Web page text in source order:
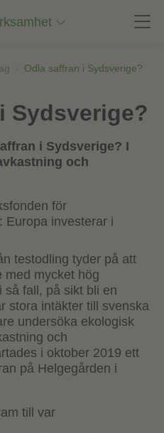
Odla saffran i Sydsverige?
Sydsverige?
i Sydsverige? I
och
testodling tyder på att
med mycket hög
så fall, på sikt bli en
stora intäkter till svenska
undersöka ekologisk
och
i oktober 2019 ett
på Helgegården i
till var